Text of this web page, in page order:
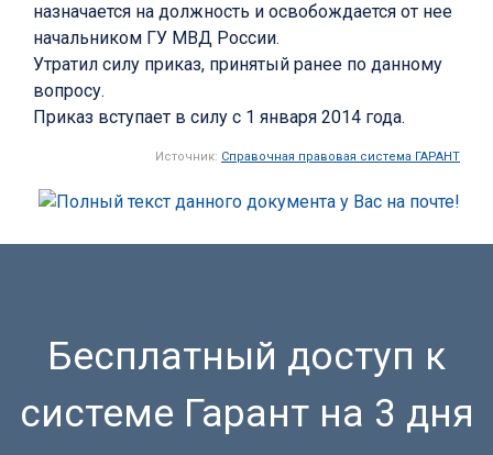
назначается на должность и освобождается от нее
начальником ГУ МВД России.
Утратил силу приказ, принятый ранее по данному
вопросу.
Приказ вступает в силу с 1 января 2014 года.
Источник: Справочная правовая система ГАРАНТ
Бесплатный доступ к
системе Гарант на 3 дня